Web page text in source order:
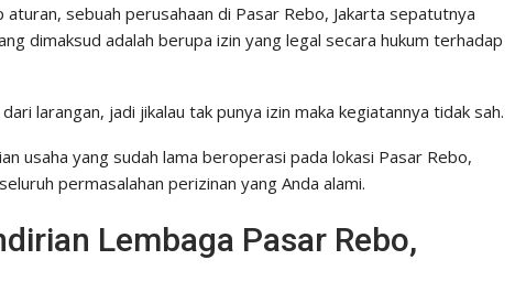
sebuah perusahaan di Pasar Rebo, Jakarta sepatutnya
dimaksud adalah berupa izin yang legal secara hukum terhadap
larangan, jadi jikalau tak punya izin maka kegiatannya tidak sah.
usaha yang sudah lama beroperasi pada lokasi Pasar Rebo,
permasalahan perizinan yang Anda alami.
Lembaga Pasar Rebo,